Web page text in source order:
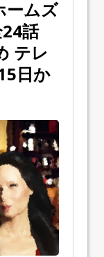
ームズ
話
テレ
日か